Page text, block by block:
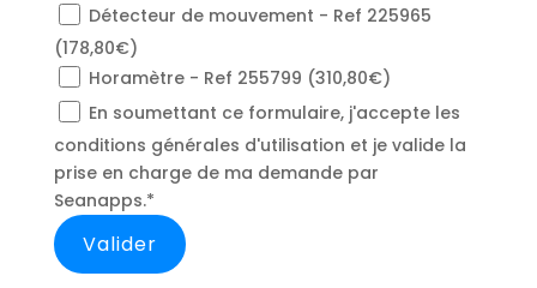
Détecteur de mouvement - Ref 225965
(178,80€)
Horamètre - Ref 255799 (310,80€)
En soumettant ce formulaire, j'accepte les
conditions générales d'utilisation et je valide la
prise en charge de ma demande par
Seanapps.*